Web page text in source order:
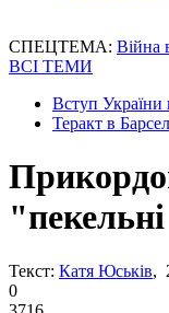
СПЕЦТЕМА: Війна
ВСІ ТЕМИ
Вступ
Теракт в
Текст: Катя Юськів,
0